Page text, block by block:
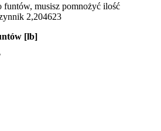
musisz pomnożyć ilość
2,204623
[lb]